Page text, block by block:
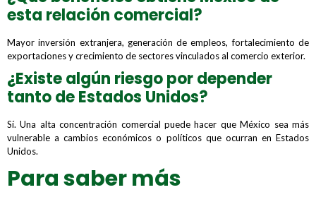
esta relación comercial?
Mayor inversión extranjera, generación de empleos, fortalecimiento de
exportaciones y crecimiento de sectores vinculados al comercio exterior.
¿Existe algún riesgo por depender
tanto de Estados Unidos?
Sí. Una alta concentración comercial puede hacer que México sea más
vulnerable a cambios económicos o políticos que ocurran en Estados
Unidos.
Para saber más